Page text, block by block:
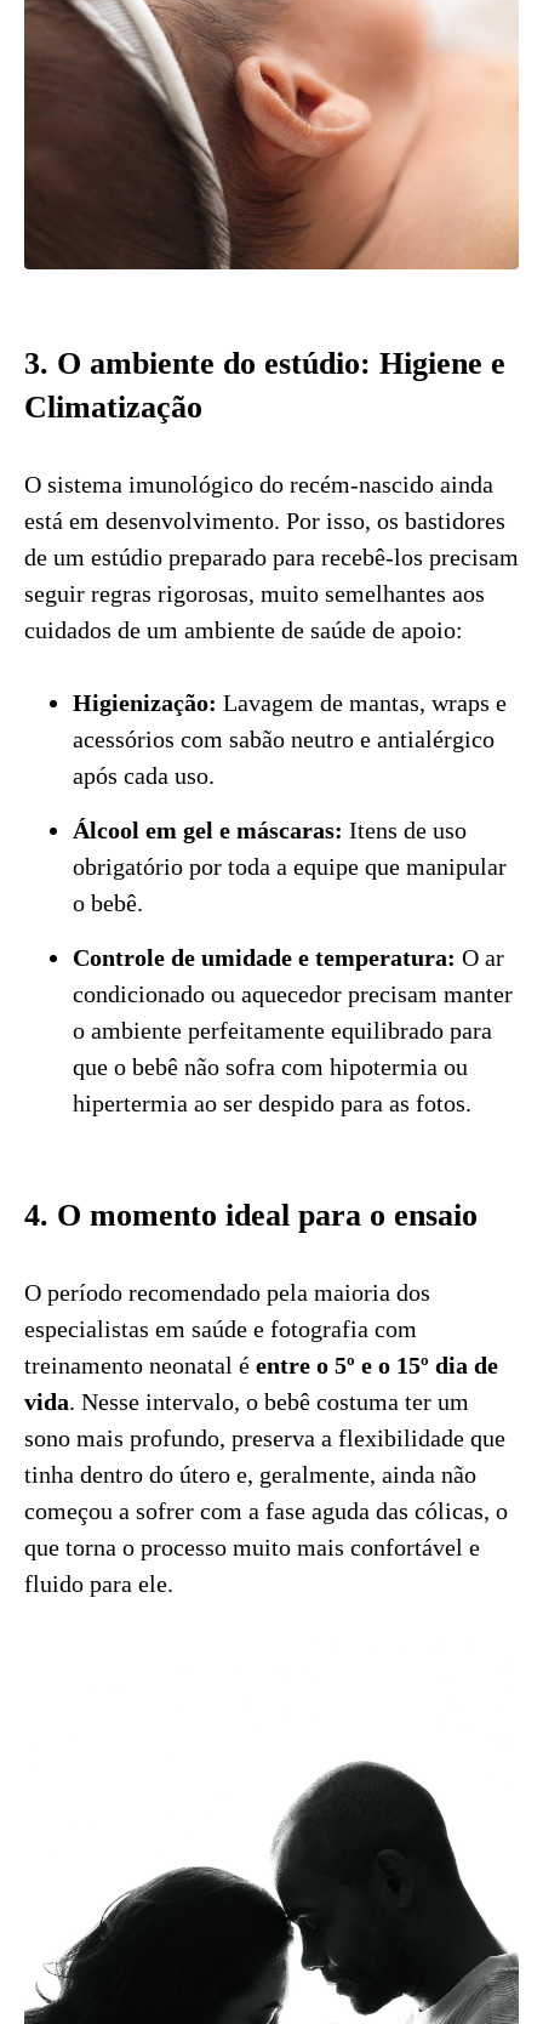
3. O ambiente do estúdio: Higiene e
Climatização
O sistema imunológico do recém-nascido ainda
está em desenvolvimento. Por isso, os bastidores
de um estúdio preparado para recebê-los precisam
seguir regras rigorosas, muito semelhantes aos
cuidados de um ambiente de saúde de apoio:
Higienização: Lavagem de mantas, wraps e
acessórios com sabão neutro e antialérgico
após cada uso.
Álcool em gel e máscaras: Itens de uso
obrigatório por toda a equipe que manipular
o bebê.
Controle de umidade e temperatura: O ar
condicionado ou aquecedor precisam manter
o ambiente perfeitamente equilibrado para
que o bebê não sofra com hipotermia ou
hipertermia ao ser despido para as fotos.
4. O momento ideal para o ensaio
O período recomendado pela maioria dos
especialistas em saúde e fotografia com
treinamento neonatal é entre o 5º e o 15º dia de
vida. Nesse intervalo, o bebê costuma ter um
sono mais profundo, preserva a flexibilidade que
tinha dentro do útero e, geralmente, ainda não
começou a sofrer com a fase aguda das cólicas, o
que torna o processo muito mais confortável e
fluido para ele.